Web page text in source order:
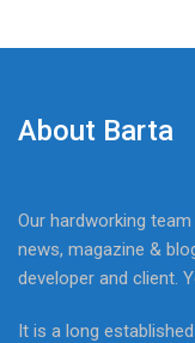
About Barta
Our hardworking
news, magazine &
developer and client.
It is a long